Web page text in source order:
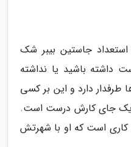
جاستین بیبر شک
داشته باشید یا نداشته
طرفدار دارد و این بر کسی
یک جای کارش درست است.
کاری است که او با شهرتش